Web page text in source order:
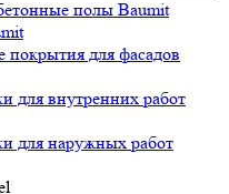
полы Baumit
для фасадов
для внутренних работ
для наружных работ